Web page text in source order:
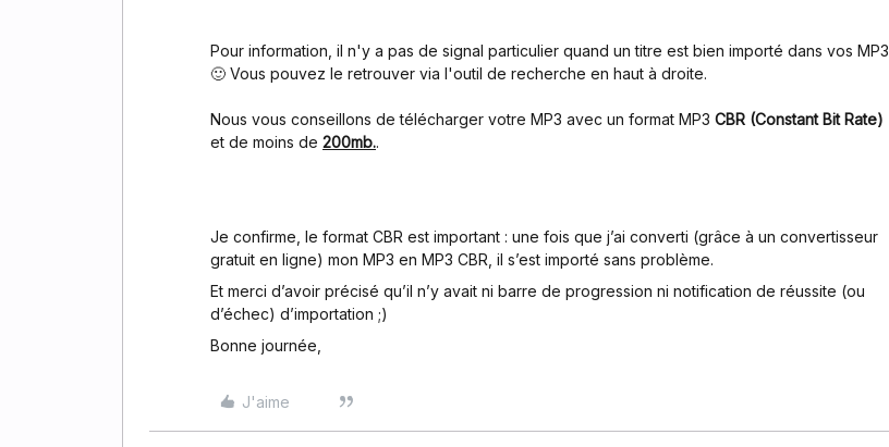
Pour information, il n'y a pas de signal particulier quand un titre est bien importé dans vos MP3
🙂 Vous pouvez le retrouver via l'outil de recherche en haut à droite.
Nous vous conseillons de télécharger votre MP3 avec un format MP3 CBR (Constant Bit Rate)
et de moins de 200mb..
Je confirme, le format CBR est important : une fois que j’ai converti (grâce à un convertisseur
gratuit en ligne) mon MP3 en MP3 CBR, il s’est importé sans problème.
Et merci d’avoir précisé qu’il n’y avait ni barre de progression ni notification de réussite (ou
d’échec) d’importation ;)
Bonne journée,
J'aime